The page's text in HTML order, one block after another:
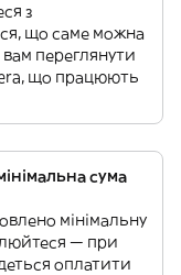
з
що саме можна
переглянути
що працюють
сума
мінімальну
— при
оплатити